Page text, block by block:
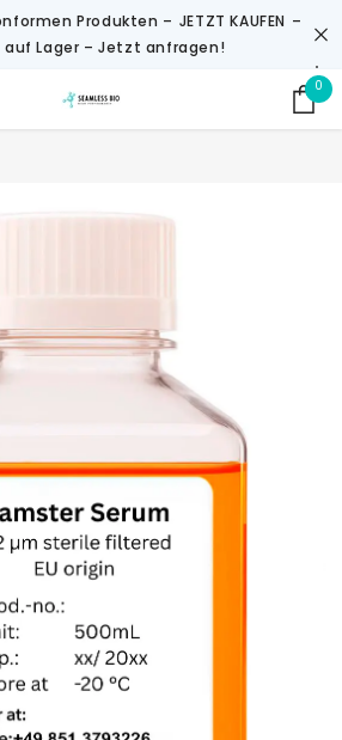
Produkten – JETZT KAUFEN –
auf Lager – Jetzt anfragen!
0 0